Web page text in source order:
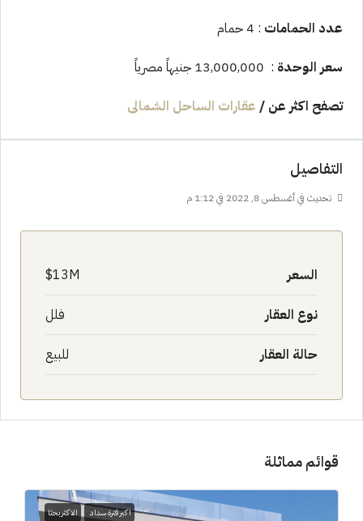
عدد الحمامات : 4 حمام
سعر الوحدة : 13,000,000 جنيهاً مصرياً
تصفح اكثر عن / عقارات الساحل الشمالى
التفاصيل
تحديث في أغسطس 8, 2022 في 1:12 م
السعر 13M$
نوع العقار فلل
حالة العقار للبيع
قوائم مماثلة
اكبر فترة سداد الاكثر بحثا